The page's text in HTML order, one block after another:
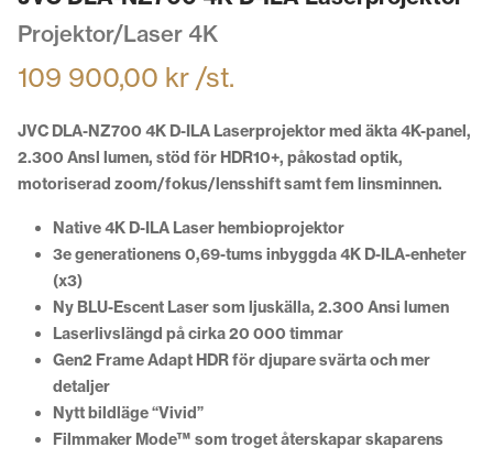
Projektor/Laser 4K
109 900,00 kr /st.
JVC DLA-NZ700 4K D-ILA Laserprojektormed äkta 4K-panel,
2.300 Ansl lumen, stöd för HDR10+, påkostad optik,
motoriserad zoom/fokus/lensshift samt fem linsminnen.
Native 4K D-ILA Laser hembioprojektor
3e generationens 0,69-tums inbyggda 4K D-ILA-enheter
(x3)
Ny BLU-Escent Laser som ljuskälla, 2.300 Ansi lumen
Laserlivslängd på cirka 20 000 timmar
Gen2 Frame Adapt HDR för djupare svärta och mer
detaljer
Nytt bildläge “Vivid”
Filmmaker Mode™ som troget återskapar skaparens